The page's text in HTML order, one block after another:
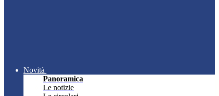
Novità
Panoramica
Le notizie